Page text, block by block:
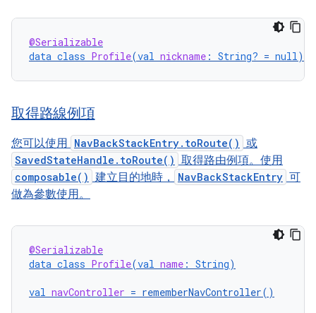
@Serializable
data class Profile(val nickname : String? = null)
取得路線例項
您可以使用 NavBackStackEntry.toRoute() 或
SavedStateHandle.toRoute() 取得路由例項。使用
composable() 建立目的地時， NavBackStackEntry 可
做為參數使用。
@Serializable
data class Profile(val name : String)
val navController = rememberNavController()